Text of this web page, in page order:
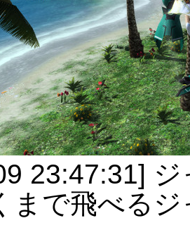
23:47:31]
で飛べるジ